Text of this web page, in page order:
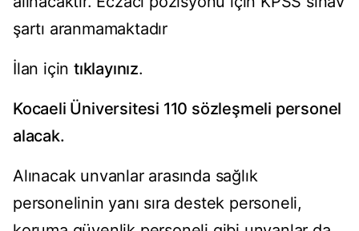
şartı aranmamaktadır
İlan için tıklayınız.
Kocaeli Üniversitesi 110 sözleşmeli personel
alacak.
Alınacak unvanlar arasında sağlık
personelinin yanı sıra destek personeli,